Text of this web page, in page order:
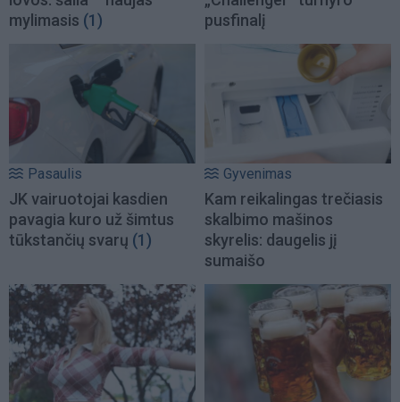
mylimasis (1)
pusfinalį
Pasaulis
JK vairuotojai kasdien
pavagia kuro už šimtus
tūkstančių svarų (1)
Gyvenimas
Kam reikalingas trečiasis
skalbimo mašinos
skyrelis: daugelis jį
sumaišo